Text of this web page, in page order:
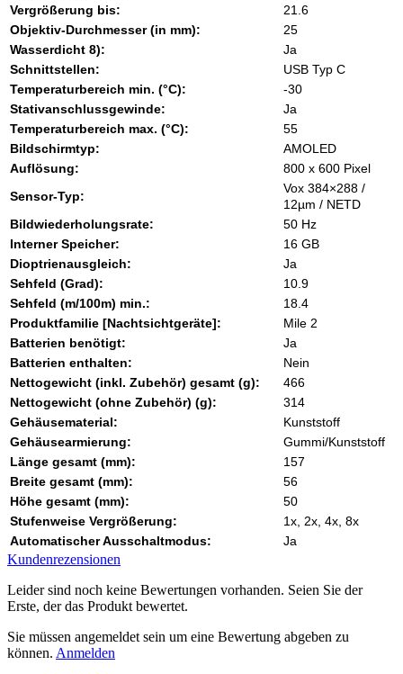
Vergrößerung bis:
21.6
Objektiv-Durchmesser (in mm):
25
Wasserdicht 8):
Ja
Schnittstellen:
USB Typ C
Temperaturbereich min. (°C):
-30
Stativanschlussgewinde:
Ja
Temperaturbereich max. (°C):
55
Bildschirmtyp:
AMOLED
Auflösung:
800 x 600 Pixel
Sensor-Typ:
Vox 384×288 /
12µm / NETD
Bildwiederholungsrate:
50 Hz
Interner Speicher:
16 GB
Dioptrienausgleich:
Ja
Sehfeld (Grad):
10.9
Sehfeld (m/100m) min.:
18.4
Produktfamilie [Nachtsichtgeräte]:
Mile 2
Batterien benötigt:
Ja
Batterien enthalten:
Nein
Nettogewicht (inkl. Zubehör) gesamt (g):
466
Nettogewicht (ohne Zubehör) (g):
314
Gehäusematerial:
Kunststoff
Gehäusearmierung:
Gummi/Kunststoff
Länge gesamt (mm):
157
Breite gesamt (mm):
56
Höhe gesamt (mm):
50
Stufenweise Vergrößerung:
1x, 2x, 4x, 8x
Automatischer Ausschaltmodus:
Ja
Kundenrezensionen
Leider sind noch keine Bewertungen vorhanden. Seien Sie der
Erste, der das Produkt bewertet.
Sie müssen angemeldet sein um eine Bewertung abgeben zu
können. Anmelden